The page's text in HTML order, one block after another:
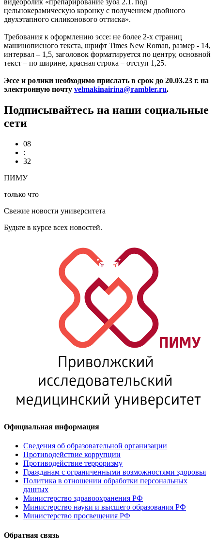
цельнокерамическую коронку с получением двойного
двухэтапного силиконового оттиска».
Требования к оформлению эссе: не более 2-х страниц
машинописного текста, шрифт Times New Roman, размер - 14,
интервал – 1,5, заголовок форматируется по центру, основной
текст – по ширине, красная строка – отступ 1,25.
Эссе и ролики необходимо прислать в срок до 20.03.23 г. на
электронную почту velmakinairina@rambler.ru.
Подписывайтесь на наши социальные
сети
08
:
32
ПИМУ
только что
Свежие новости университета
Будьте в курсе всех новостей.
Официальная информация
Сведения об образовательной организации
Противодействие коррупции
Противодействие терроризму
Гражданам с ограниченными возможностями здоровья
Политика в отношении обработки персональных
данных
Министерство здравоохранения РФ
Министерство науки и высшего образования РФ
Министерство просвещения РФ
Обратная связь